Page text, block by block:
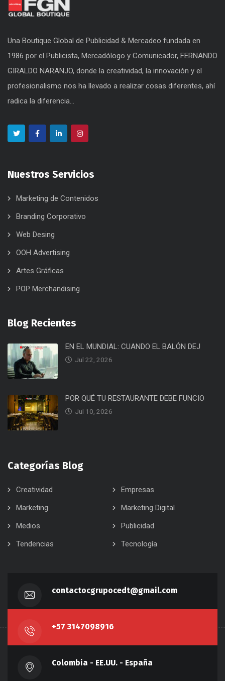
Una Boutique Global de Publicidad & Mercadeo fundada en
1986 por el Publicista, Mercadólogo y Comunicador, FERNANDO
GIRALDO NARANJO, donde la creatividad, la innovación y el
profesionalismo nos ha llevado a realizar cosas diferentes, ahí
radica la diferencia...
Nuestros Servicios
Marketing de Contenidos
Branding Corporativo
Web Desing
OOH Advertising
Artes Gráficas
POP Merchandising
Blog Recientes
EN EL MUNDIAL: CUANDO EL BALÓN DEJ
Jul 22, 2026
POR QUÉ TU RESTAURANTE DEBE FUNCIO
Jul 10, 2026
Categorías Blog
Creatividad
Empresas
Marketing
Marketing Digital
Medios
Publicidad
Tendencias
Tecnología
contactocgrupocedt@gmail.com
+57 3147098916
Colombia - EE.UU. - España